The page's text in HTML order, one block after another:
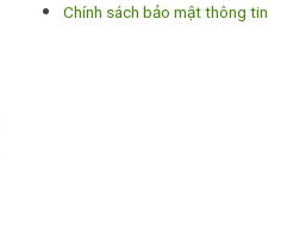
Chính sách bảo mật thông tin